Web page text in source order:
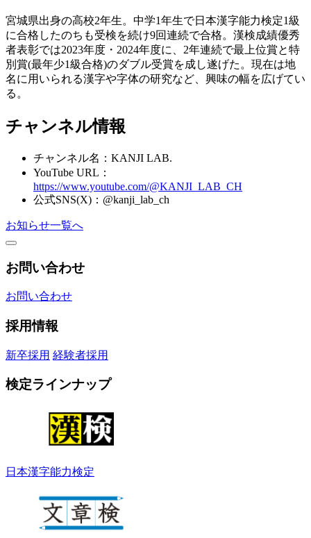
宮城県出身の高校2年生。中学1年生で日本漢字能力検定1級
に合格したのちも受検を続け9回連続で合格。漢検成績優秀
者表彰では2023年度・2024年度に、2年連続で最上位賞と特
別賞(最年少1級合格)のダブル受賞を成し遂げた。現在は地
名に用いられる漢字や字体の研究など、興味の幅を広げてい
る。
チャンネル情報
チャンネル名：KANJI LAB.
YouTube URL：
https://www.youtube.com/@KANJI_LAB_CH
公式SNS(X)：@kanji_lab_ch
お知らせ一覧へ
お問い合わせ
お問い合わせ
採用情報
新卒採用 経験者採用
検定ラインナップ
日本漢字能力検定